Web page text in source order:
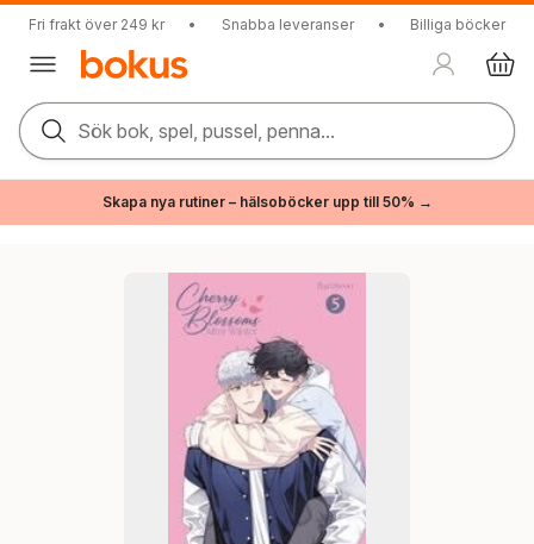
Fri frakt över 249 kr • Snabba leveranser • Billiga böcker
Sök bok, spel, pussel, penna...
Skapa nya rutiner – hälsoböcker upp till 50% →